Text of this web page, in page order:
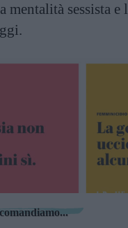
mentalità sessista e